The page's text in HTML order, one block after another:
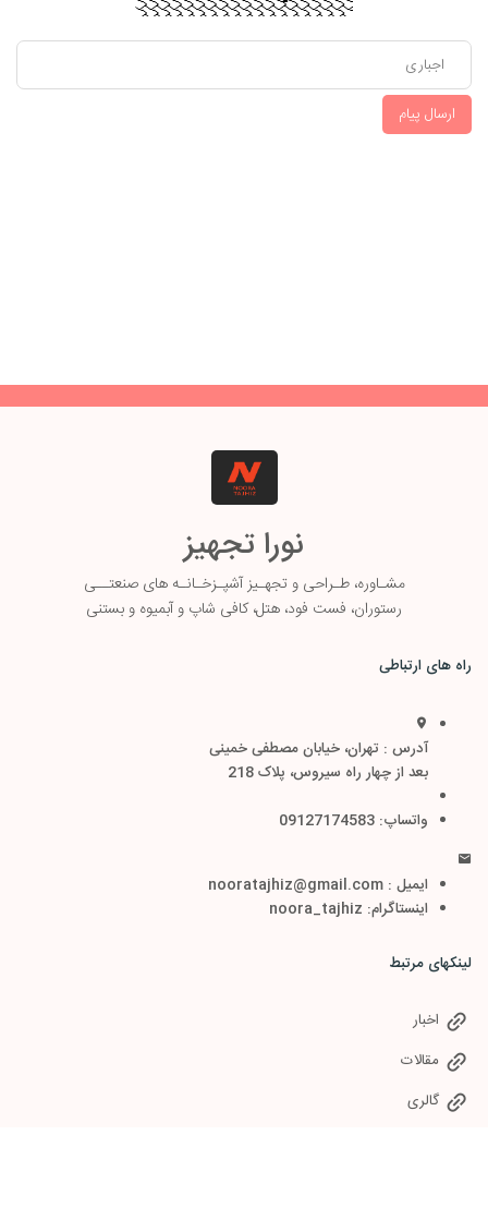
ارسال پیام
راه های ارتباطی
آدرس : تهران، خیابان مصطفی خمینی
بعد از چهار راه سیروس، پلاک 218
واتساپ: 09127174583
ایمیل : nooratajhiz@gmail.com
اینستاگرام: noora_tajhiz
نورا تجهیز
مشـاوره، طـراحی و تجهـیز آشپـزخـانـه های صنعتــی
رستوران، فست فود، هتل، کافی شاپ و آبمیوه و بستنی
لینکهای مرتبط
اخبار
مقالات
گالری